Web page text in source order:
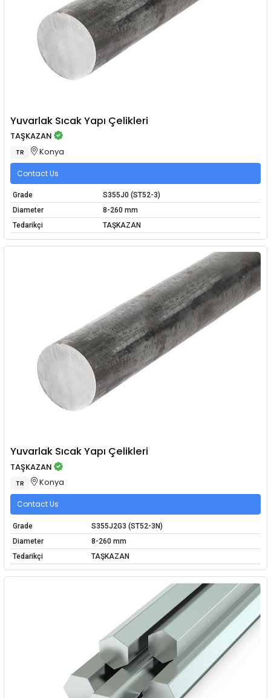
Yuvarlak Sıcak Yapı Çelikleri
TAŞKAZAN
TR Konya
Contact Us
Grade
S355J0 (ST52-3)
Diameter
8-260 mm
Tedarikçi
TAŞKAZAN
Yuvarlak Sıcak Yapı Çelikleri
TAŞKAZAN
TR Konya
Contact Us
Grade
S355J2G3 (ST52-3N)
Diameter
8-260 mm
Tedarikçi
TAŞKAZAN